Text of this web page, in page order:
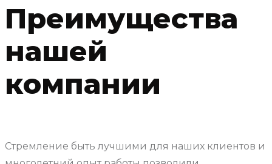
Преимущества
нашей
компании
Стремление быть лучшими для наших клиентов и